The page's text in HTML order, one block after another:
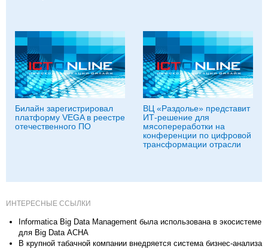
Билайн зарегистрировал
платформу VEGA в реестре
отечественного ПО
ВЦ «Раздолье» представит
ИТ-решение для
мясопереработки на
конференции по цифровой
трансформации отрасли
ИНТЕРЕСНЫЕ ССЫЛКИ
Informatica Big Data Management была использована в экосистеме
для Big Data АСНА
В крупной табачной компании внедряется система бизнес-анализа